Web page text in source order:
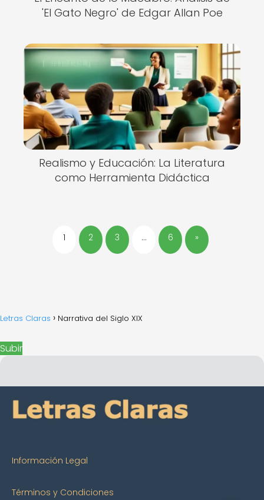
'El Gato Negro' de Edgar Allan Poe
Realismo y Educación: La Literatura
como Herramienta Didáctica
1 2 3 … 6 »
Letras Claras Narrativa del Siglo XIX
Subir
Información Legal
Términos y Condiciones